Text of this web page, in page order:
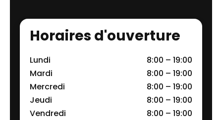
Horaires d'ouverture
Lundi
8:00 – 19:00
Mardi
8:00 – 19:00
Mercredi
8:00 – 19:00
Jeudi
8:00 – 19:00
Vendredi
8:00 – 19:00